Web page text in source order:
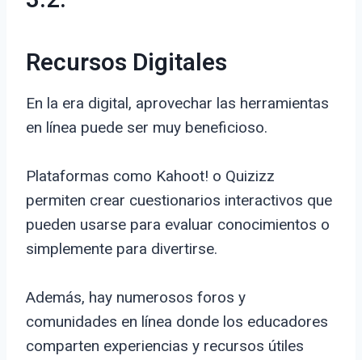
Recursos Digitales
En la era digital, aprovechar las herramientas
en línea puede ser muy beneficioso.
Plataformas como Kahoot! o Quizizz
permiten crear cuestionarios interactivos que
pueden usarse para evaluar conocimientos o
simplemente para divertirse.
Además, hay numerosos foros y
comunidades en línea donde los educadores
comparten experiencias y recursos útiles